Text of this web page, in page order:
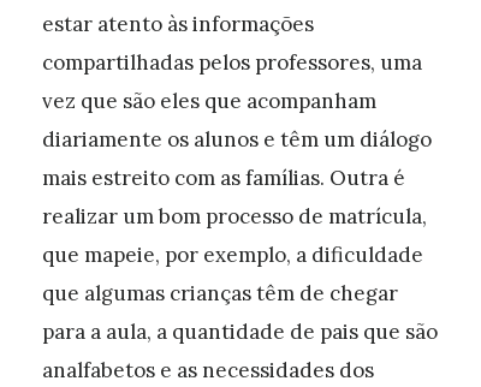
estar atento às informações
compartilhadas pelos professores, uma
vez que são eles que acompanham
diariamente os alunos e têm um diálogo
mais estreito com as famílias. Outra é
realizar um bom processo de matrícula,
que mapeie, por exemplo, a dificuldade
que algumas crianças têm de chegar
para a aula, a quantidade de pais que são
analfabetos e as necessidades dos